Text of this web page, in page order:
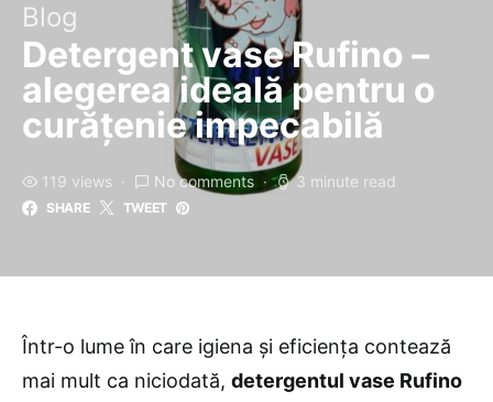
Blog
Detergent vase Rufino –
alegerea ideală pentru o
curățenie impecabilă
119 views No comments 3 minute read
SHARE TWEET
Într-o lume în care igiena și eficiența contează
mai mult ca niciodată, detergentul vase Rufino